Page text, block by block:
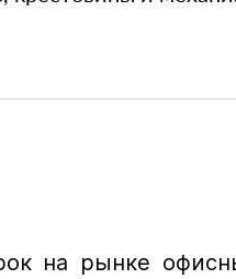
на рынке